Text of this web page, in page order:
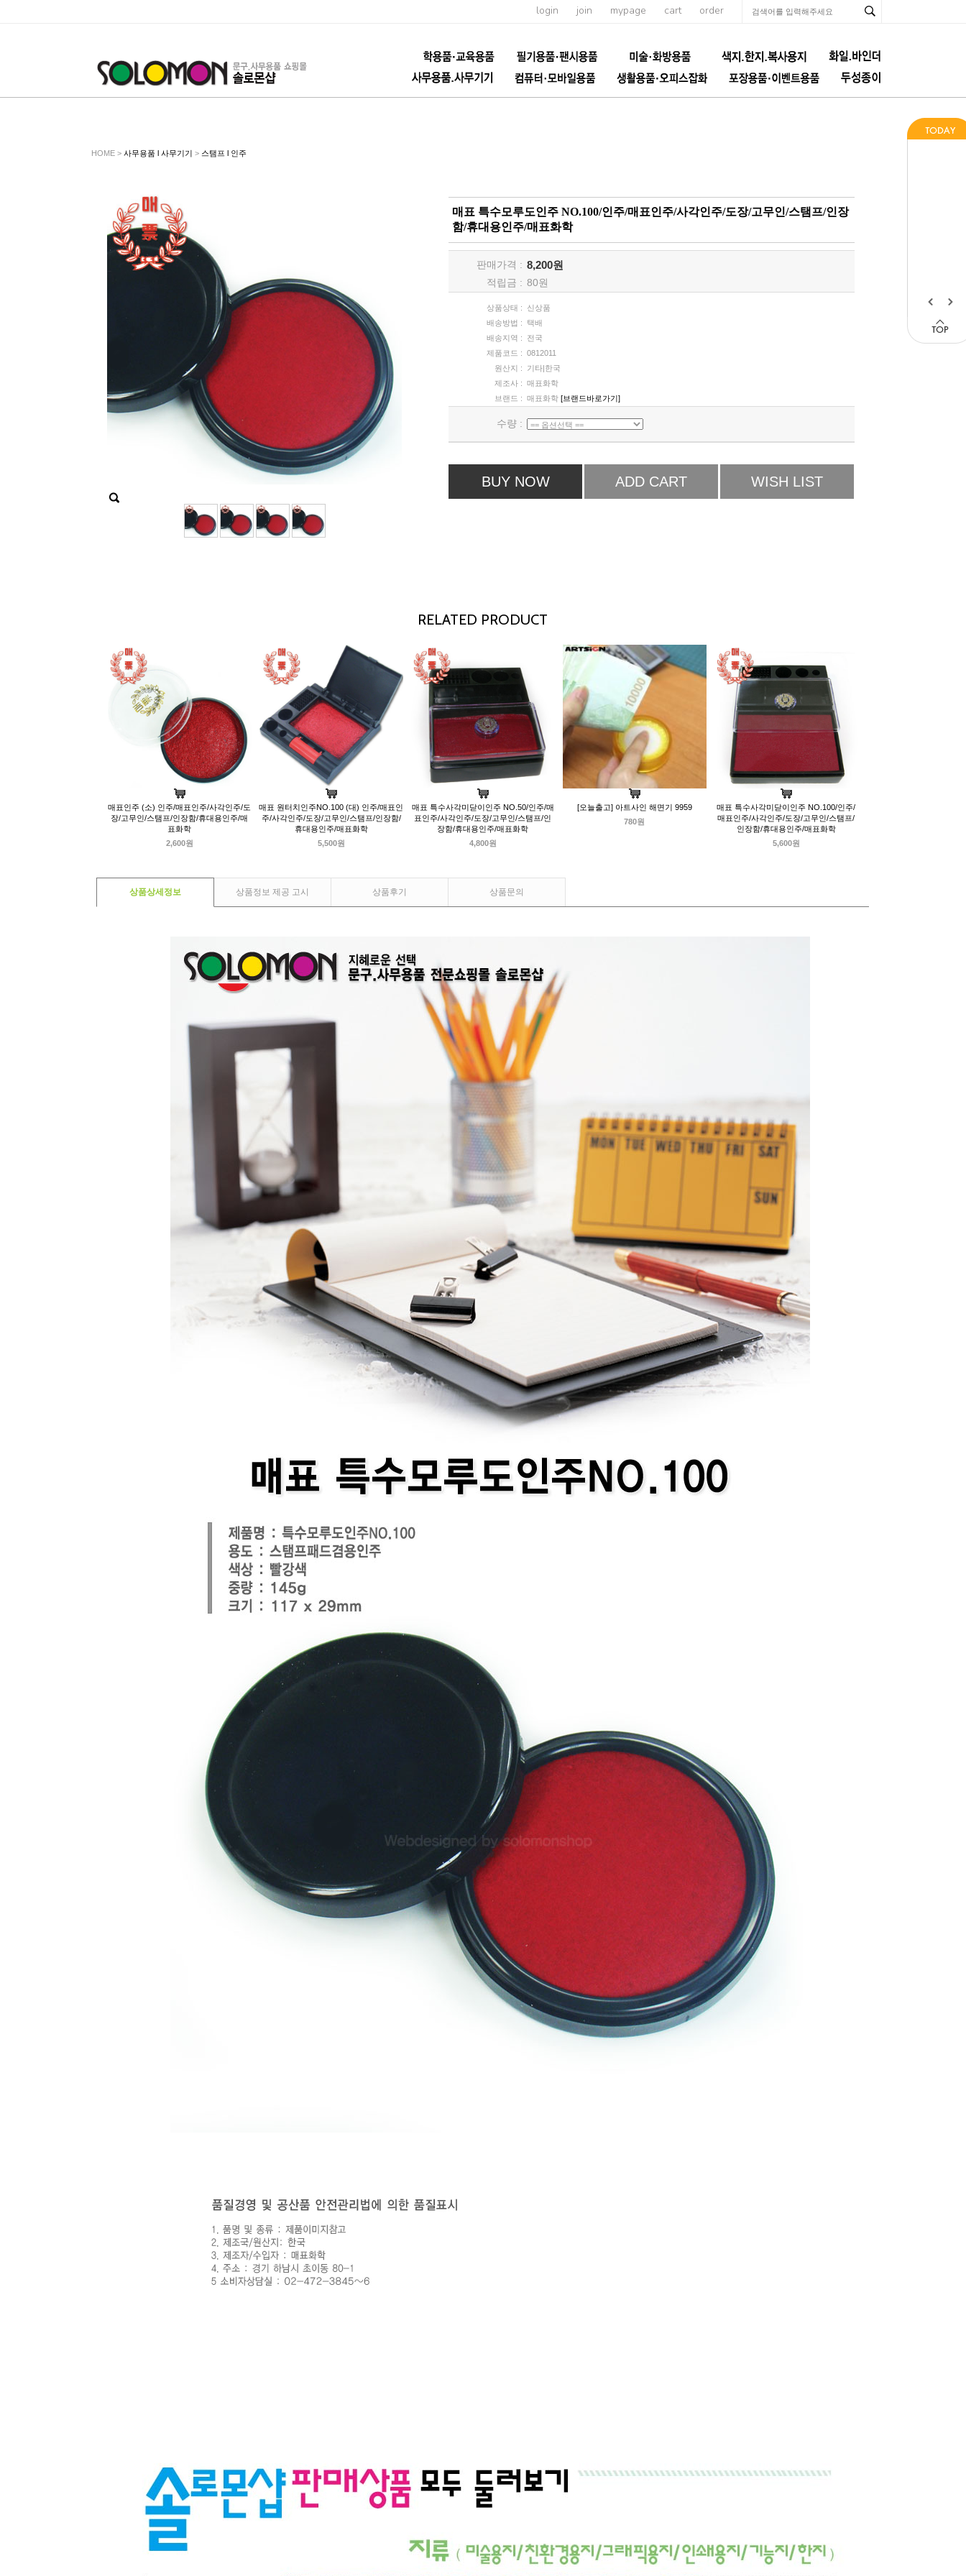
login join mypage cart order
HOME > 사무용품 l 사무기기 > 스탬프 l 인주
매표 특수모루도인주 NO.100/인주/매표인주/사각인주/도장/고무인/스탬프/인장
함/휴대용인주/매표화학
판매가격 : 8,200원
적립금 : 80원
상품상태 :
신상품
배송방법 :
택배
배송지역 :
전국
제품코드 : 0812011
원산지 :
기타|한국
제조사 : 매표화학
브랜드 : 매표화학 [브랜드바로가기]
수량 :
BUY NOW ADD CART WISH LIST
RELATED PRODUCT
매표인주 (소) 인주/매표인주/사각인주/도
장/고무인/스탬프/인장함/휴대용인주/매
표화학
2,600원
매표 원터치인주NO.100 (대) 인주/매표인
주/사각인주/도장/고무인/스탬프/인장함/
휴대용인주/매표화학
5,500원
매표 특수사각미닫이인주 NO.50/인주/매
표인주/사각인주/도장/고무인/스탬프/인
장함/휴대용인주/매표화학
4,800원
[오늘출고] 아트사인 해면기 9959
780원
매표 특수사각미닫이인주 NO.100/인주/
매표인주/사각인주/도장/고무인/스탬프/
인장함/휴대용인주/매표화학
5,600원
상품상세정보 상품정보 제공 고시 상품후기 상품문의